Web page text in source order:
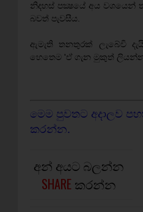
නිදහස්‌ පක්‍ෂයේ අය වශයෙන්
බවත් පැවසීය.
ඇමැති තනතුරක්‌ ලැබේවි
හෙතෙම 'ඒ ගැන මුකුත් ලියන්න
මෙම පුවතට අදාලව
කරන්න.
අන් අයට බලන්න
SHARE කරන්න